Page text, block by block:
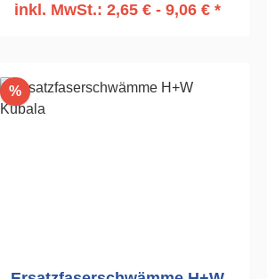
inkl. MwSt.: 2,65 € - 9,06 € *
%Rabatt